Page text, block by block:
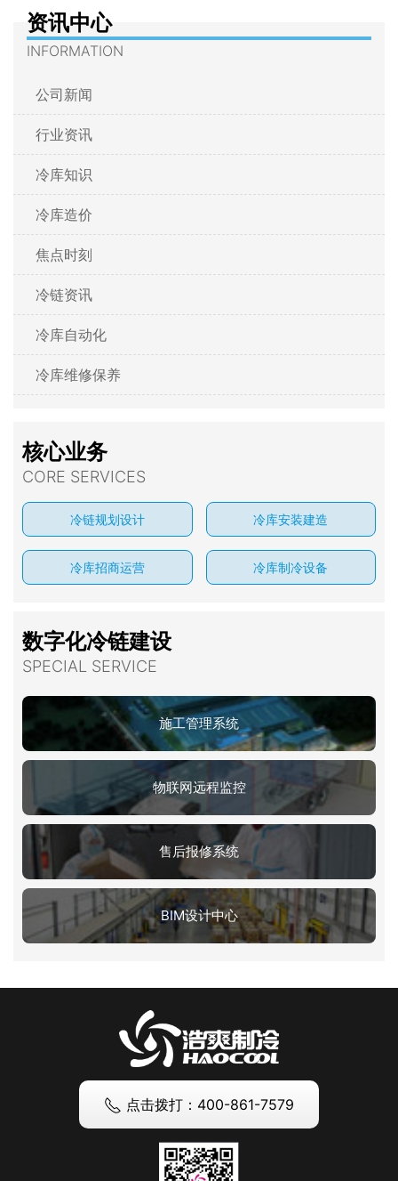
资讯中心
INFORMATION
公司新闻
行业资讯
冷库知识
冷库造价
焦点时刻
冷链资讯
冷库自动化
冷库维修保养
核心业务
CORE SERVICES
冷链规划设计 冷库安装建造
冷库招商运营 冷库制冷设备
数字化冷链建设
SPECIAL SERVICE
施工管理系统
物联网远程监控
售后报修系统
BIM设计中心
点击拨打：400-861-7579